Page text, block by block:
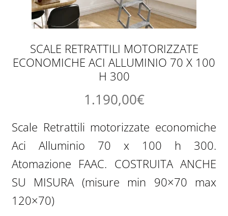
SCALE RETRATTILI MOTORIZZATE
ECONOMICHE ACI ALLUMINIO 70 X 100
H 300
1.190,00€
Scale Retrattili motorizzate economiche
Aci Alluminio 70 x 100 h 300.
Atomazione FAAC. COSTRUITA ANCHE
SU MISURA (misure min 90×70 max
120×70)